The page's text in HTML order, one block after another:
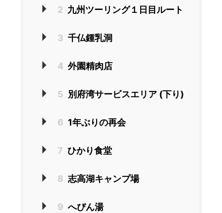
2 九州ツーリング１日目ルート
3 千仏鍾乳洞
4 外園精肉店
5 別府湾サービスエリア (下り)
6 1年ぶりの再会
7 ひかり食堂
8 志高湖キャンプ場
9 へびん湯